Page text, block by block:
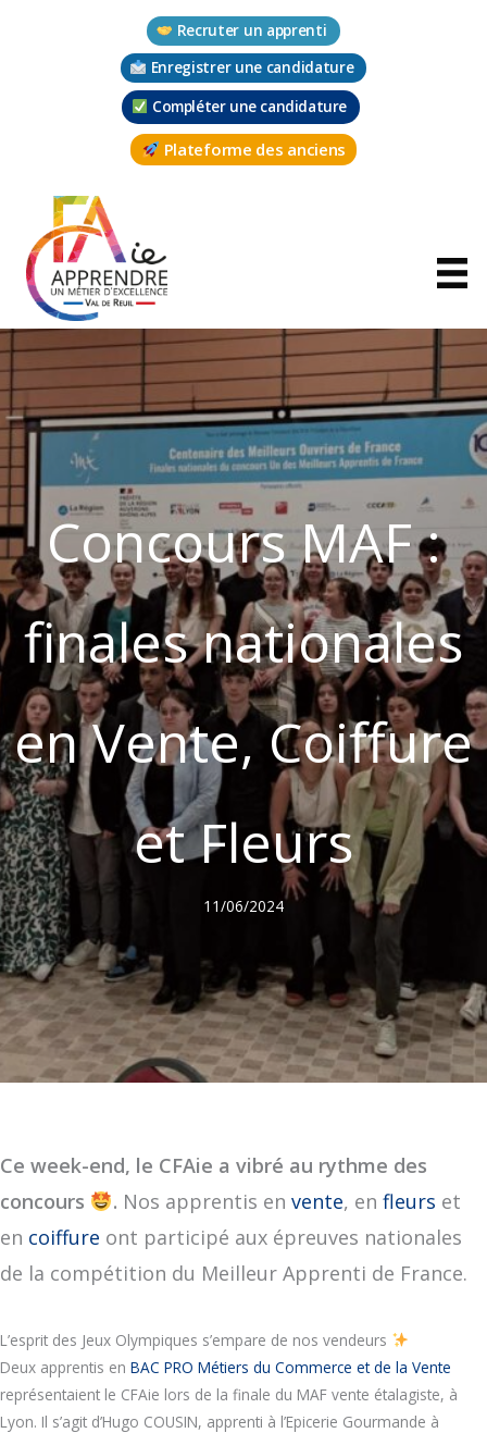
Recruter un apprenti
Enregistrer une candidature
Compléter une candidature
Plateforme des anciens
Concours MAF :
finales nationales
en Vente, Coiffure
et Fleurs
11/06/2024
Ce week-end, le CFAie a vibré au rythme des
concours
. Nos apprentis en vente, en fleurs et
en coiffure ont participé aux épreuves nationales
de la compétition du Meilleur Apprenti de France.
L’esprit des Jeux Olympiques s’empare de nos vendeurs
Deux apprentis en BAC PRO Métiers du Commerce et de la Vente
représentaient le CFAie lors de la finale du MAF vente étalagiste, à
Lyon. Il s’agit d’Hugo COUSIN, apprenti à l’Epicerie Gourmande à